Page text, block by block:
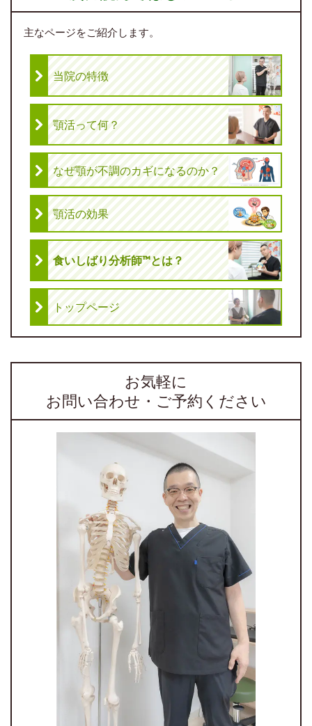
主なページをご紹介します。
当院の特徴
顎活って何？
なぜ顎が不調のカギになるのか？
顎活の効果
食いしばり分析師™とは？
トップページ
お気軽に
お問い合わせ・ご予約ください